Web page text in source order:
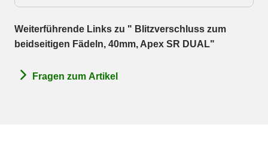
Weiterführende Links zu " Blitzverschluss zum
beidseitigen Fädeln, 40mm, Apex SR DUAL"
Fragen zum Artikel